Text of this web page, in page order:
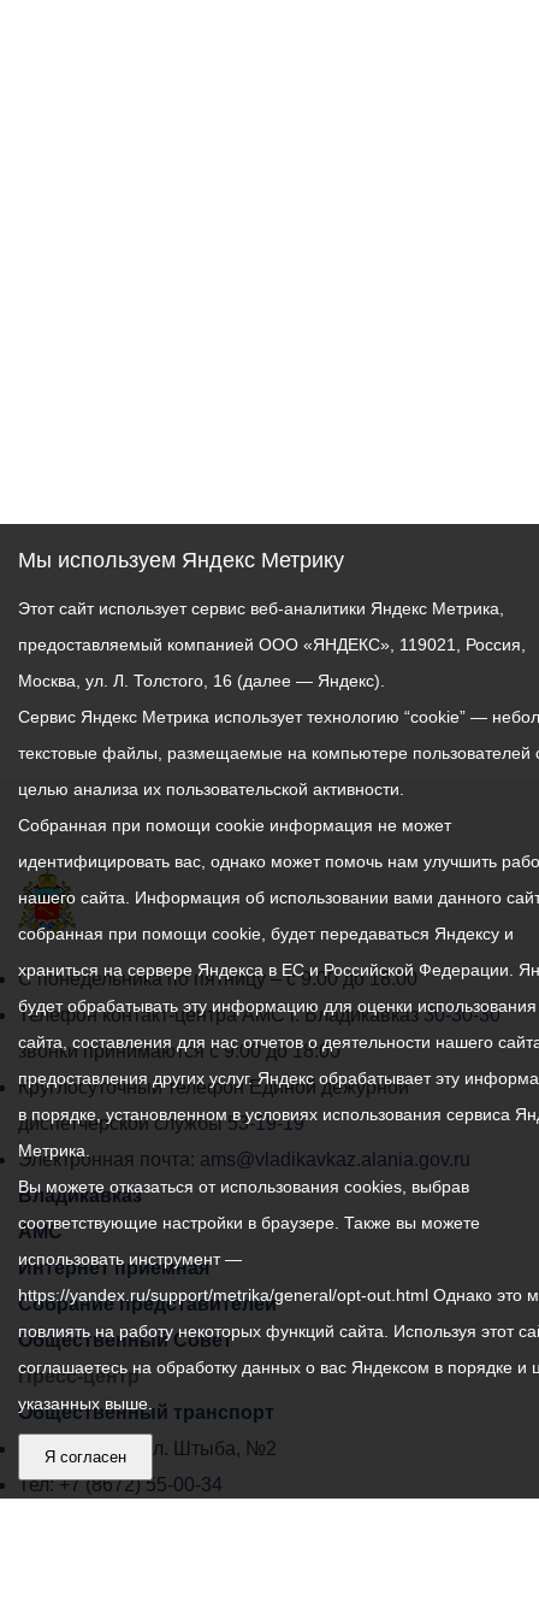
График
работы
администрации
местного
самоуправления
города
Владикавказ:
С понедельника по пятницу – с 9.00 до 18.00
Телефон контакт-центра АМС г. Владикавказ30-30-30
звонки принимаются с 9:00 до 18:00
Круглосуточный телефон Единой дежурной
диспетчерской службы53-19-19
Электронная почта: ams@vladikavkaz.alania.gov.ru
Владикавказ
АМС
Интернет приемная
Собрание представителей
Общественный Совет
Пресс-центр
Общественный транспорт
Владикавказ, пл. Штыба, №2
Тел:+7 (8672) 55-00-34
Мы используем Яндекс Метрику
Этот сайт использует сервис веб-аналитики Яндекс Метрика,
предоставляемый компанией ООО «ЯНДЕКС», 119021, Россия,
Москва, ул. Л. Толстого, 16 (далее — Яндекс).
Сервис Яндекс Метрика использует технологию “cookie” —
текстовые файлы, размещаемые на компьютере пользователей
целью анализа их пользовательской активности.
Собранная при помощи cookie информация не может
идентифицировать вас, однако может помочь нам улучшить
нашего сайта. Информация об использовании вами данного
собранная при помощи cookie, будет передаваться Яндексу и
храниться на сервере Яндекса в ЕС и Российской Федерации.
будет обрабатывать эту информацию для оценки
сайта, составления для нас отчетов о деятельности нашего
предоставления других услуг. Яндекс обрабатывает эту
в порядке, установленном в условиях использования сервиса
Метрика.
Вы можете отказаться от использования cookies, выбрав
соответствующие настройки в браузере. Также вы можете
использовать инструмент —
https://yandex.ru/support/metrika/general/opt-out.html Однако это
повлиять на работу некоторых функций сайта. Используя этот
соглашаетесь на обработку данных о вас Яндексом в порядке и
указанных выше.
Я согласен